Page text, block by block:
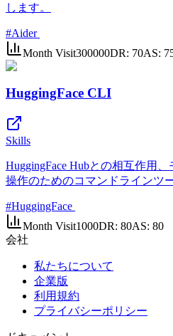
します。
#Aider
Month Visit300000DR: 70AS:
HuggingFace CLI
Skills
HuggingFace Hubとの相互作用
操作のためのコマンドラインツー
#HuggingFace
Month Visit1000DR: 80AS: 80
会社
私たちについて
企業版
利用規約
プライバシーポリシー